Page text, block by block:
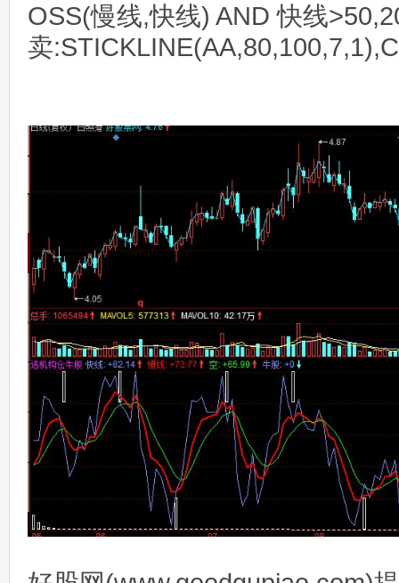
OSS(慢线,快线) AND 快线
卖